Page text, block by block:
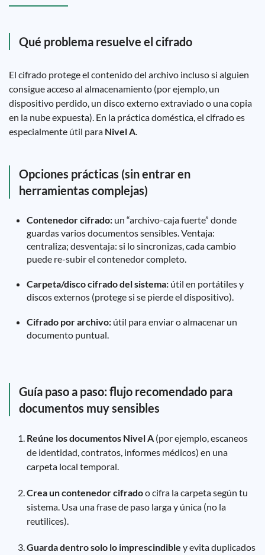
Qué problema resuelve el cifrado
El cifrado protege el contenido del archivo incluso si alguien
consigue acceso al almacenamiento (por ejemplo, un
dispositivo perdido, un disco externo extraviado o una copia
en la nube expuesta). En la práctica doméstica, el cifrado es
especialmente útil para Nivel A.
Opciones prácticas (sin entrar en
herramientas complejas)
Contenedor cifrado: un “archivo-caja fuerte” donde
guardas varios documentos sensibles. Ventaja:
centraliza; desventaja: si lo sincronizas, cada cambio
puede re-subir el contenedor completo.
Carpeta/disco cifrado del sistema: útil en portátiles y
discos externos (protege si se pierde el dispositivo).
Cifrado por archivo: útil para enviar o almacenar un
documento puntual.
Guía paso a paso: flujo recomendado para
documentos muy sensibles
Reúne los documentos Nivel A (por ejemplo, escaneos
de identidad, contratos, informes médicos) en una
carpeta local temporal.
Crea un contenedor cifradoo cifra la carpeta según tu
sistema. Usa una frase de paso larga y única (no la
reutilices).
Guarda dentro solo lo imprescindible y evita duplicados